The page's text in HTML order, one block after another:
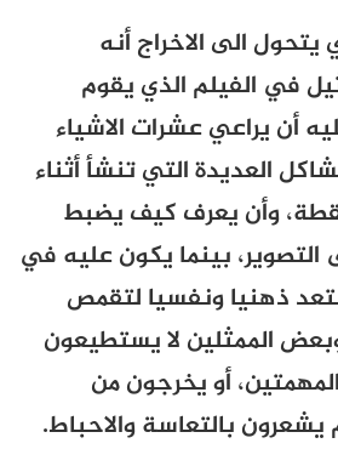
الى الاخراج أنه
في الفيلم الذي يقوم
أن يراعي عشرات الاشياء
العديدة التي تنشأ أثناء
وأن يعرف كيف يضبط
التصوير، بينما يكون عليه في
ذهنيا ونفسيا لتقمص
الممثلين لا يستطيعون
أو يخرجون من
يشعرون بالتعاسة والاحباط.